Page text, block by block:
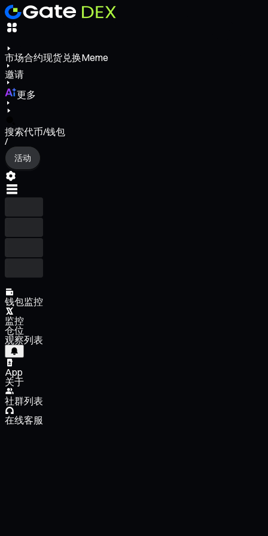
市场合约现货兑换Meme
邀请
更多
搜索代币/钱包
/
活动
钱包监控
监控
仓位
观察列表
App
关于
社群列表
在线客服